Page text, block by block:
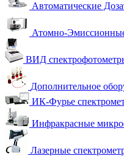
Автоматические
Атомно-
ВИД
Дополнительное
ИК-Фурье
Инфракрасные
Лазерные